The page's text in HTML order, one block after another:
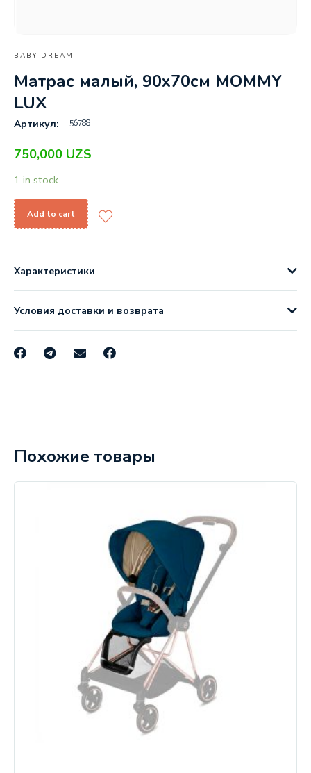
BABY DREAM
Матрас малый, 90х70см MOMMY
LUX
Артикул: 56788
750,000 UZS
1 in stock
Add to cart
Характеристики
Условия доставки и возврата
Похожие товары